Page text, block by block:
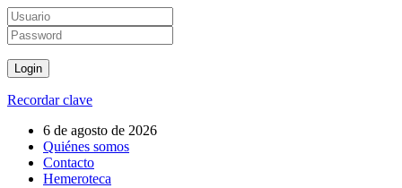
Recordar clave
6 de agosto de 2026
Quiénes somos
Contacto
Hemeroteca